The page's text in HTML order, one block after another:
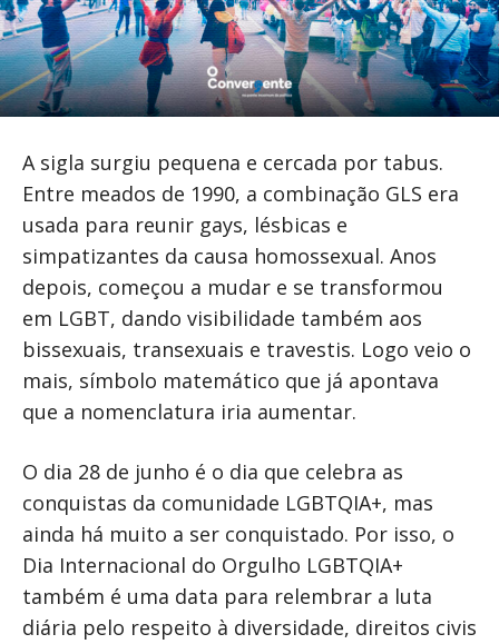
A sigla surgiu pequena e cercada por tabus.
Entre meados de 1990, a combinação GLS era
usada para reunir gays, lésbicas e
simpatizantes da causa homossexual. Anos
depois, começou a mudar e se transformou
em LGBT, dando visibilidade também aos
bissexuais, transexuais e travestis. Logo veio o
mais, símbolo matemático que já apontava
que a nomenclatura iria aumentar.
O dia 28 de junho é o dia que celebra as
conquistas da comunidade LGBTQIA+, mas
ainda há muito a ser conquistado. Por isso, o
Dia Internacional do Orgulho LGBTQIA+
também é uma data para relembrar a luta
diária pelo respeito à diversidade, direitos civis